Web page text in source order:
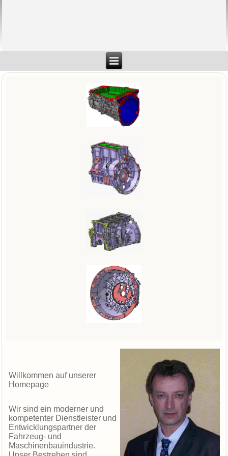
Willkommen auf unserer
Homepage
Wir sind ein moderner und
kompetenter Dienstleister und
Entwicklungspartner der
Fahrzeug- und
Maschinenbauindustrie.